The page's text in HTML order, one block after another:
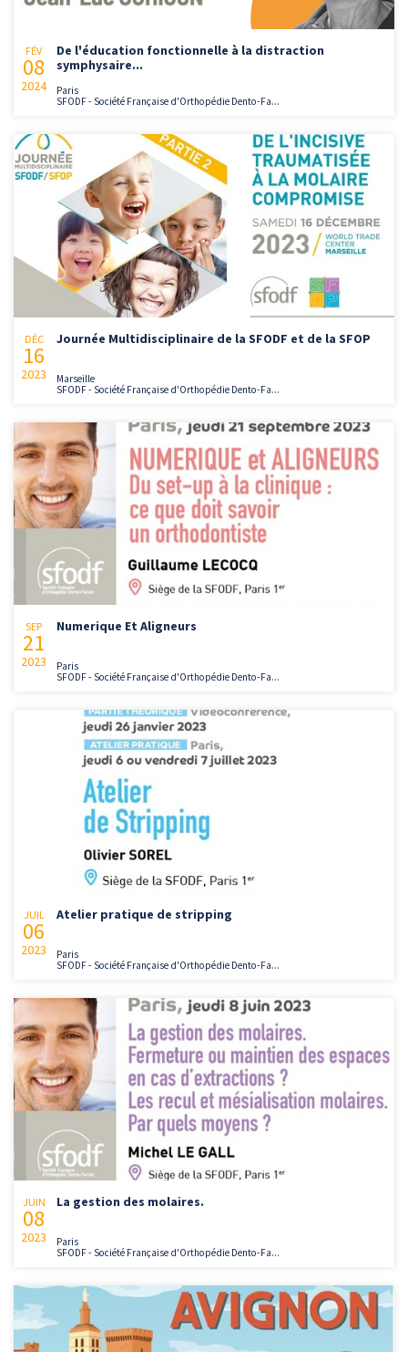
FÉV
08
2024
De l'éducation fonctionnelle à la distraction
symphysaire...
Paris
SFODF - Société Française d'Orthopédie Dento-Fa...
DÉC
16
2023
Journée Multidisciplinaire de la SFODF et de la SFOP
Marseille
SFODF - Société Française d'Orthopédie Dento-Fa...
SEP
21
2023
Numerique Et Aligneurs
Paris
SFODF - Société Française d'Orthopédie Dento-Fa...
JUIL
06
2023
Atelier pratique de stripping
Paris
SFODF - Société Française d'Orthopédie Dento-Fa...
JUIN
08
2023
La gestion des molaires.
Paris
SFODF - Société Française d'Orthopédie Dento-Fa...